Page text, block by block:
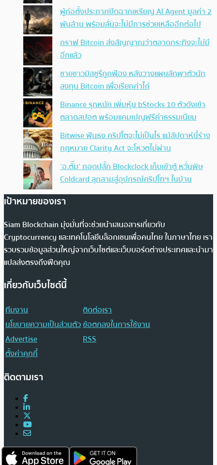
ผู้ก่อตั้งประกาศปิดฉากเหรียญ AI Agent มูลค่า 2
พันล้าน พร้อมลั่นจะไม่มีการช่วยเหลืออีกต่อไป
กราฟ Bitcoin ส่งสัญญาณว่าตลาดกระทิงจะไม่มี
อีกแล้ว
ชายชาวมิสซูรีถูกฟ้อง หลังวางแผนลักพาตัวนัก
ลงทุน Bitcoin เพื่อเรียกค่าไถ่
Binance รุกหนัก เพิ่มหุ้น bStocks 10 ตัวดังเข้า
ตลาดสปอต พร้อมแคมเปญฟรีค่าธรรมเนียม
Bitwise ฟันธง คริปโตจะไม่เป็นไร แม้สัปดาห์นี้ร่าง
กฎหมาย Clarity Act จะโหวตไม่ผ่าน
‘อ.ตั๊ม’ ถอดปลั้ก Blockclock เก็บเข้าตู้ หวั่นพิษ
Coldcard ลุกลามสู่อุปกรณ์คริปโทฯ ในบ้าน
เป้าหมายของเรา
Siam Blockchain มุ่งมั่นที่จะช่วยนำเสนอสารเกี่ยวกับ
Cryptocurrency และเทคโนโลยีบล็อกเชนเพื่อคนไทย ในภาษาไทย เรา
รวบรวมข้อมูลส่วนใหญ่จากเว็บไซต์และเว็บบอร์ดต่างประเทศและนำมา
แปลส่งตรงถึงฟีดคุณ
เกี่ยวกับเว็บไซต์นี้
ทีมงาน
ติดต่อเรา
นโยบายความเป็นส่วนตัวข้อตกลงในการใช้งาน
Advertise
RSS
ตั้งค่าคุกกี้
ติดตามเรา